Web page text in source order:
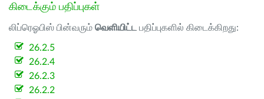
கிடைக்கும் பதிப்புகள்
லிப்ரெஓபிஸ் பின்வரும் வெளியிட்ட பதிப்புகளில் கிடைக்கிறது:
26.2.5
26.2.4
26.2.3
26.2.2